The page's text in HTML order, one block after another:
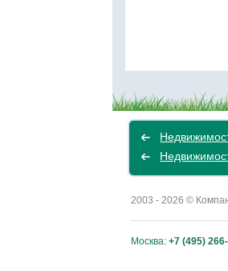
2003 - 2026 ©
Москва: +7 (495)